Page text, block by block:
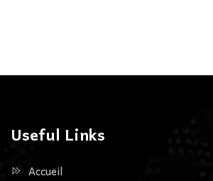
Useful Links
Accueil